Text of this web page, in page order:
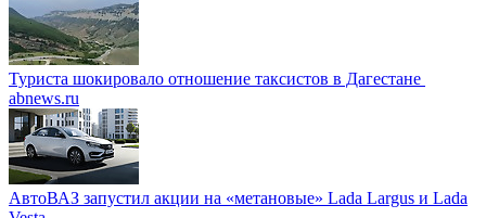
Туриста шокировало отношение таксистов в Дагестане
abnews.ru
АвтоВАЗ запустил акции на «метановые» Lada Largus и Lada